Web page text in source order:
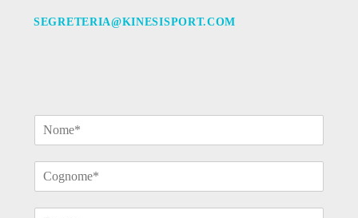
SEGRETERIA@KINESISPORT.COM